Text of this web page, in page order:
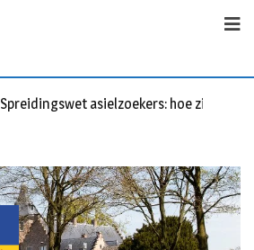
Spreidingswet asielzoekers: hoe zit dat?